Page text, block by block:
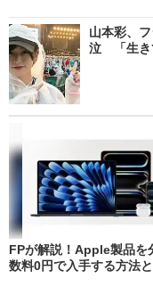
山本彩、
泣 「生き
FPが解説！Apple製品を
数料0円で入手する方法